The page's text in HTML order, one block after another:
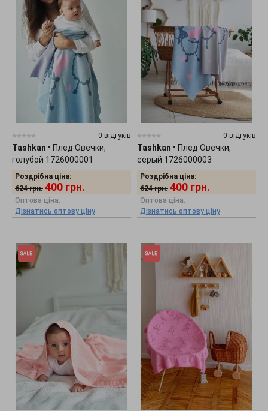
0 відгуків
Tashkan • Плед Овечки,
голубой 1726000001
Роздрібна ціна:
624 грн. 400 грн.
Оптова ціна:
Дізнатись оптову ціну
0 відгуків
Tashkan • Плед Овечки,
серый 1726000003
Роздрібна ціна:
624 грн. 400 грн.
Оптова ціна:
Дізнатись оптову ціну